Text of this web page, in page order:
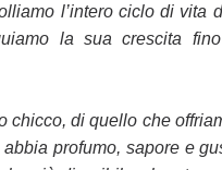
l’intero ciclo di vita
la sua crescita
chicco, diquello che
profumo, sapore e